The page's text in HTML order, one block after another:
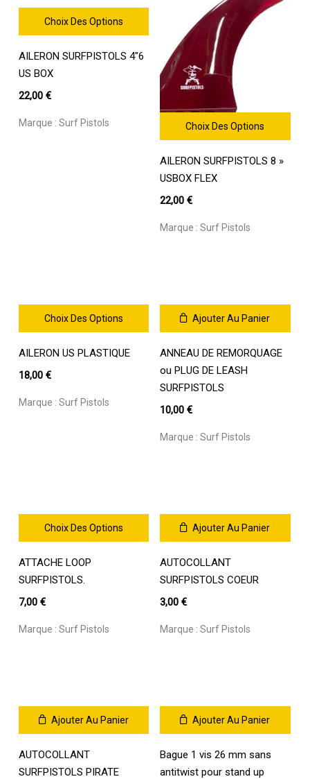
Choix Des Options
produit
a
plusieurs
variations.
Les
AILERON SURFPISTOLS 4″6
US BOX
22,00 €
Marque : Surf Pistols Choix Des Options
produit
a
plusieurs
variations.
Les
page
AILERON SURFPISTOLS 8 »
USBOX FLEX
22,00€
Marque :Surf Pistols
Choix Des Options
produit
a
variations.
AILERON US PLASTIQUE
18,00 €
Marque : Surf Pistols
Ajouter Au Panier
ANNEAU DE REMORQUAGE
ou PLUG DE LEASH
SURFPISTOLS
10,00€
Marque :Surf Pistols
Choix Des Options
produit
a
plusieurs
variations.
Les
page
ATTACHE LOOP
SURFPISTOLS.
7,00 €
Marque : Surf Pistols
Ajouter Au Panier
AUTOCOLLANT
SURFPISTOLS COEUR
3,00€
Marque :Surf Pistols
Ajouter Au Panier
AUTOCOLLANT
SURFPISTOLS PIRATE
Ajouter Au Panier
Bague 1 vis 26 mm sans
antitwist pour stand up